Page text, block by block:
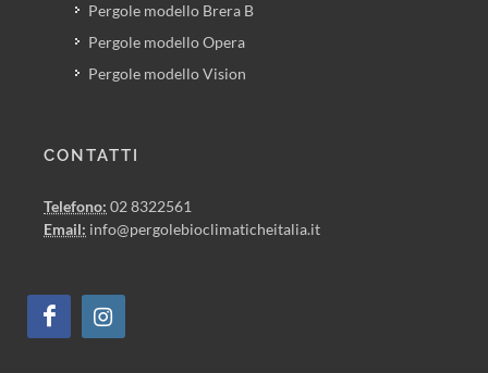
Pergole modello Brera B
Pergole modello Opera
Pergole modello Vision
CONTATTI
Telefono: 02 8322561
Email: info@pergolebioclimaticheitalia.it